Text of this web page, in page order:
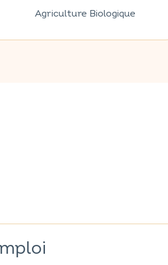
Agriculture Biologique